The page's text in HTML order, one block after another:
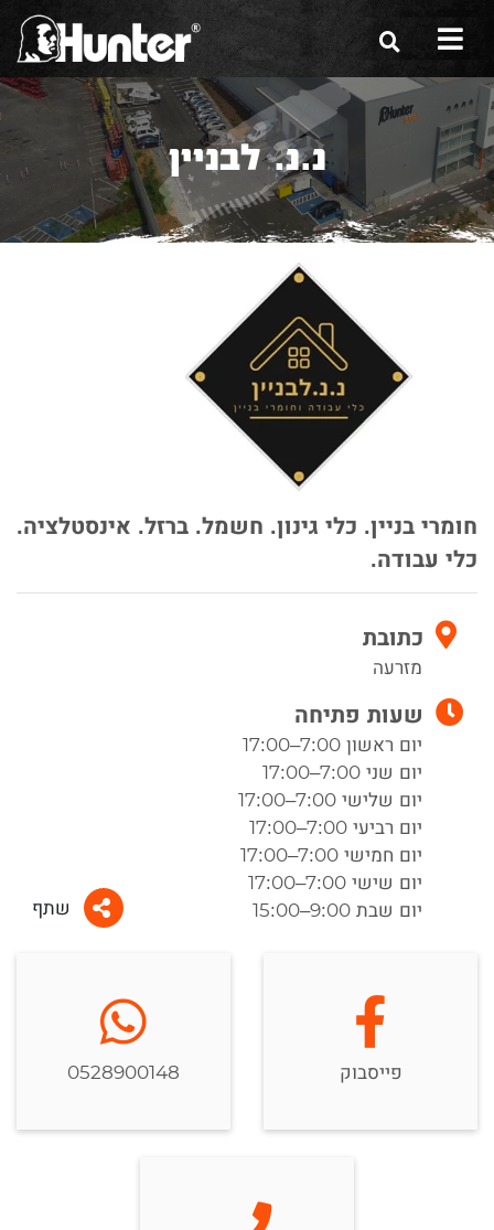
הסיפור שלנו
הכלים שלנו
תערוכות
שירות ואחריות
נ.נ. לבניין
חומרי בניין. כלי גינון. חשמל. ברזל. אינסטלציה.
כלי עבודה.
כתובת
מזרעה
שעות פתיחה
יום ראשון 7:00–17:00
יום שני 7:00–17:00
יום שלישי 7:00–17:00
יום רביעי 7:00–17:00
יום חמישי 7:00–17:00
יום שישי 7:00–17:00
יום שבת 9:00–15:00
שתף
פייסבוק 0528900148